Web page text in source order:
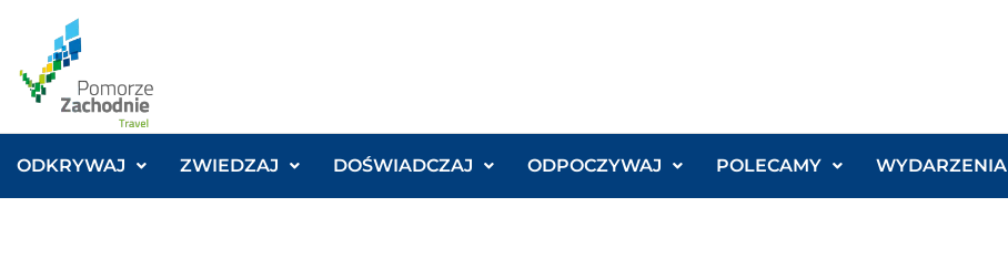
ODKRYWAJ ZWIEDZAJ DOŚWIADCZAJ ODPOCZYWAJ POLECAMY WYDARZENIA